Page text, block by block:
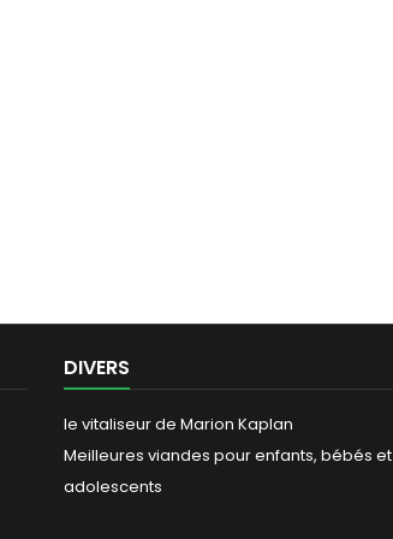
DIVERS
le vitaliseur de Marion Kaplan
Meilleures viandes pour enfants, bébés et
adolescents